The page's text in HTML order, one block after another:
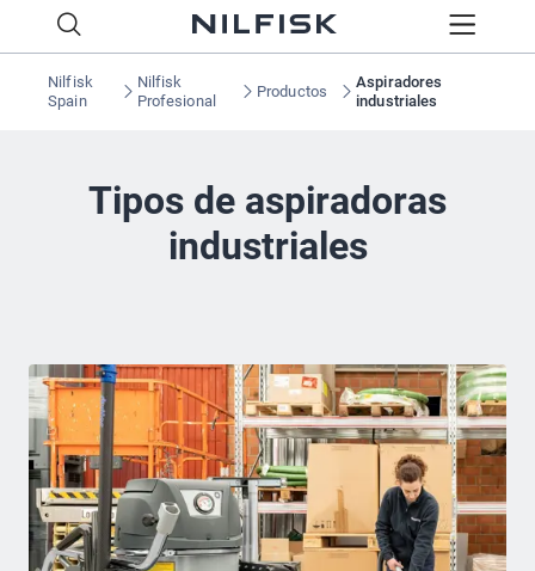
Nilfisk
Spain
Nilfisk
Profesional
Productos
Aspiradores
industriales
Tipos de aspiradoras
industriales